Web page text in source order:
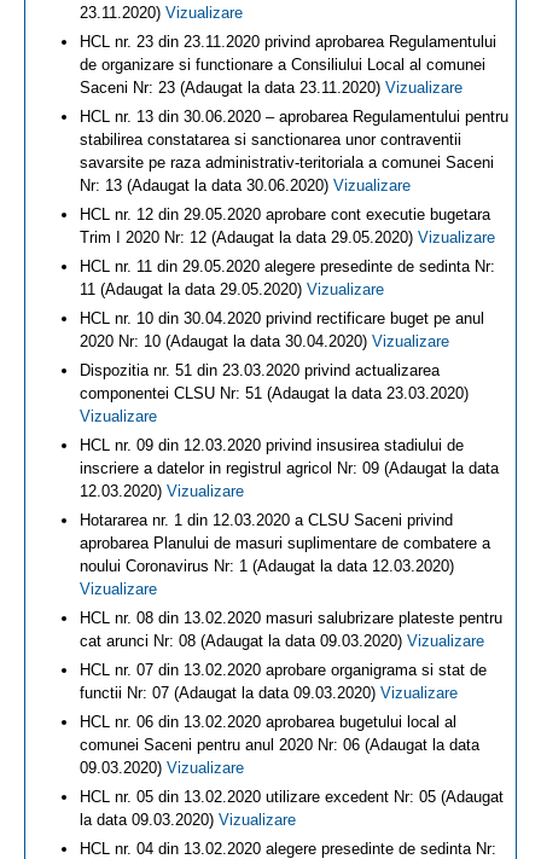
23.11.2020) Vizualizare
HCL nr. 23 din 23.11.2020 privind aprobarea Regulamentului
de organizare si functionare a Consiliului Local al comunei
Saceni Nr: 23 (Adaugat la data 23.11.2020) Vizualizare
HCL nr. 13 din 30.06.2020 – aprobarea Regulamentului pentru
stabilirea constatarea si sanctionarea unor contraventii
savarsite pe raza administrativ-teritoriala a comunei Saceni
Nr: 13 (Adaugat la data 30.06.2020) Vizualizare
HCL nr. 12 din 29.05.2020 aprobare cont executie bugetara
Trim I 2020 Nr: 12 (Adaugat la data 29.05.2020) Vizualizare
HCL nr. 11 din 29.05.2020 alegere presedinte de sedinta Nr:
11 (Adaugat la data 29.05.2020) Vizualizare
HCL nr. 10 din 30.04.2020 privind rectificare buget pe anul
2020 Nr: 10 (Adaugat la data 30.04.2020) Vizualizare
Dispozitia nr. 51 din 23.03.2020 privind actualizarea
componentei CLSU Nr: 51 (Adaugat la data 23.03.2020)
Vizualizare
HCL nr. 09 din 12.03.2020 privind insusirea stadiului de
inscriere a datelor in registrul agricol Nr: 09 (Adaugat la data
12.03.2020) Vizualizare
Hotararea nr. 1 din 12.03.2020 a CLSU Saceni privind
aprobarea Planului de masuri suplimentare de combatere a
noului Coronavirus Nr: 1 (Adaugat la data 12.03.2020)
Vizualizare
HCL nr. 08 din 13.02.2020 masuri salubrizare plateste pentru
cat arunci Nr: 08 (Adaugat la data 09.03.2020) Vizualizare
HCL nr. 07 din 13.02.2020 aprobare organigrama si stat de
functii Nr: 07 (Adaugat la data 09.03.2020) Vizualizare
HCL nr. 06 din 13.02.2020 aprobarea bugetului local al
comunei Saceni pentru anul 2020 Nr: 06 (Adaugat la data
09.03.2020) Vizualizare
HCL nr. 05 din 13.02.2020 utilizare excedent Nr: 05 (Adaugat
la data 09.03.2020) Vizualizare
HCL nr. 04 din 13.02.2020 alegere presedinte de sedinta Nr: